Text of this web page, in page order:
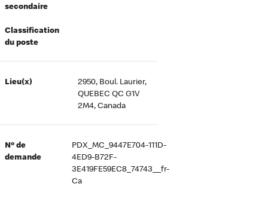
secondaire
Classification
du poste
Lieu(x)
2950, Boul. Laurier,
QUEBEC QC G1V
2M4, Canada
Nº de
demande
PDX_MC_9447E704-111D-
4ED9-B72F-
3E419FE59EC8_74743__fr-
Ca